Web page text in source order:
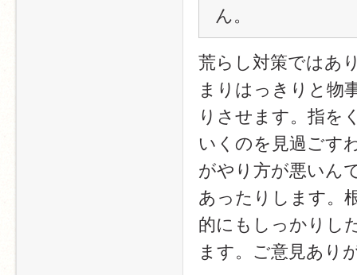
ん。
荒らし対策ではあ
まりはっきりと物
りさせます。指を
いくのを見過ごす
がやり方が悪いん
あったりします。
的にもしっかりし
ます。ご意見あり